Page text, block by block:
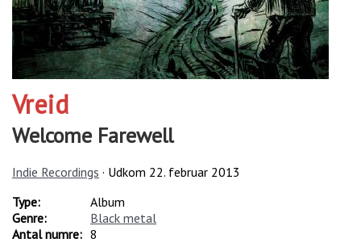
Vreid
Welcome Farewell
Indie Recordings · Udkom 22. februar 2013
Type:
Album
Genre:
Black metal
Antal numre: 8